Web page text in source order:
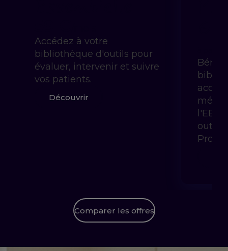
Accédez à votre
bibliothèque d'outils pour
évaluer, intervenir et suivre
vos patients.
Découvrir
l'EBP
outils
Comparer les offres